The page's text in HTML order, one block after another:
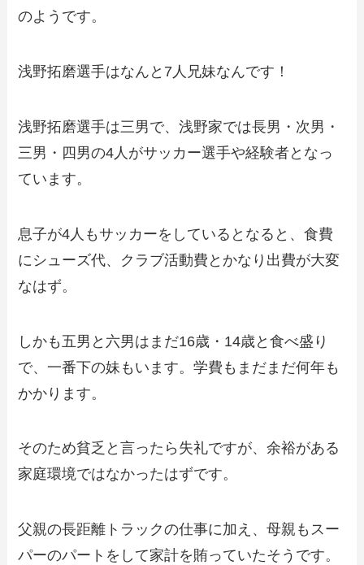
のようです。
浅野拓磨選手はなんと7人兄妹なんです！
浅野拓磨選手は三男で、浅野家では長男・次男・
三男・四男の4人がサッカー選手や経験者となっ
ています。
息子が4人もサッカーをしているとなると、食費
にシューズ代、クラブ活動費とかなり出費が大変
なはず。
しかも五男と六男はまだ16歳・14歳と食べ盛り
で、一番下の妹もいます。学費もまだまだ何年も
かかります。
そのため貧乏と言ったら失礼ですが、余裕がある
家庭環境ではなかったはずです。
父親の長距離トラックの仕事に加え、母親もスー
パーのパートをして家計を賄っていたそうです。